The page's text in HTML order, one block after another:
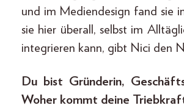
und im Mediendesign fand sie
sie hier überall, selbst im
integrieren kann, gibt Nici den
Du bist Gründerin,
Woher kommt deine